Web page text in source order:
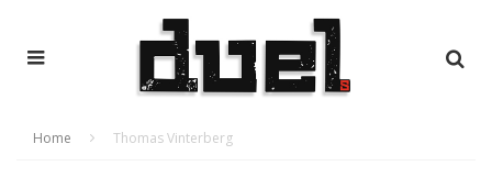
Home Thomas Vinterberg